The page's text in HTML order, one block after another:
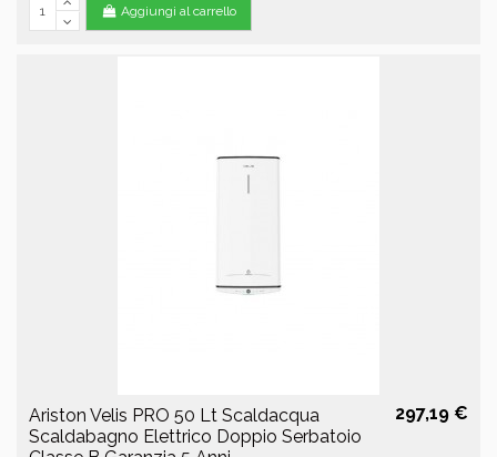
Aggiungi al carrello
Ariston Velis PRO 50 Lt Scaldacqua
Scaldabagno Elettrico Doppio Serbatoio
297,19 €